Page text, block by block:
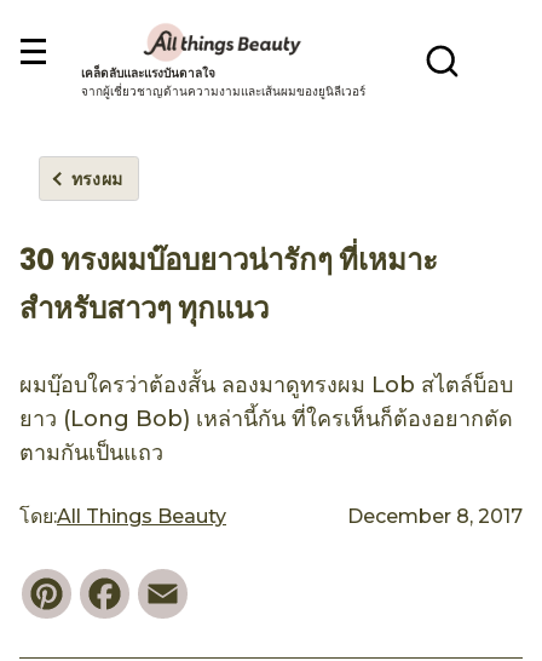
เคล็ดลับและแรงบันดาลใจ
จากผู้เชี่ยวชาญด้านความงามและเส้นผมของยูนิลีเวอร์
ทรงผม
30 ทรงผมบ๊อบยาวน่ารักๆ ที่เหมาะ
สำหรับสาวๆ ทุกแนว
ผมบฺ๊อบใครว่าต้องสั้น ลองมาดูทรงผม Lob สไตล์บ็อบ
ยาว (Long Bob) เหล่านี้กัน ที่ใครเห็นก็ต้องอยากตัด
ตามกันเป็นแถว
โดย:All Things Beauty December 8, 2017
PinterestFacebook